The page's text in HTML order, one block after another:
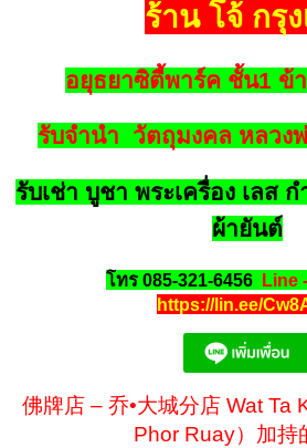
ร้าน โจ้ กรุง
อยุธยาซิตี้พาร์ค ชั้น1 ข้
รับจำนำ วัตถุมงคล หลวง
รับเช่า บูชา พระเครื่อง เลส
ผ้ายันต์
โทร 085-321-6456 Line
https://lin.ee/
佛牌店 – 乔•大城分店 Wat Ta
Phor Ruay）加持